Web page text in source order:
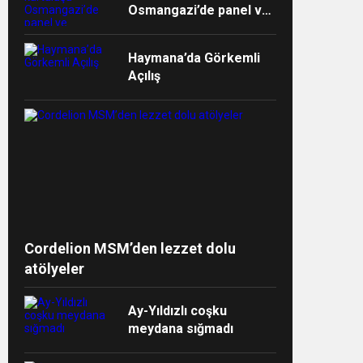
Osmangazi’de panel ve
Haymana’da Görkemli
Açılış
Cordelion MSM’den lezzet dolu
atölyeler
Ay-Yıldızlı coşku
meydana sığmadı